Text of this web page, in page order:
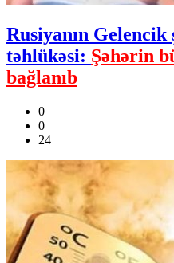
Rusiyanın
təhlükəsi: Şəhərin
bağlanıb
0
0
24